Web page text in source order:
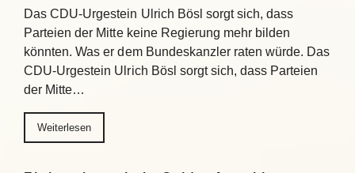
Das CDU-Urgestein Ulrich Bösl sorgt sich, dass
Parteien der Mitte keine Regierung mehr bilden
könnten. Was er dem Bundeskanzler raten würde. Das
CDU-Urgestein Ulrich Bösl sorgt sich, dass Parteien
der Mitte…
Weiterlesen